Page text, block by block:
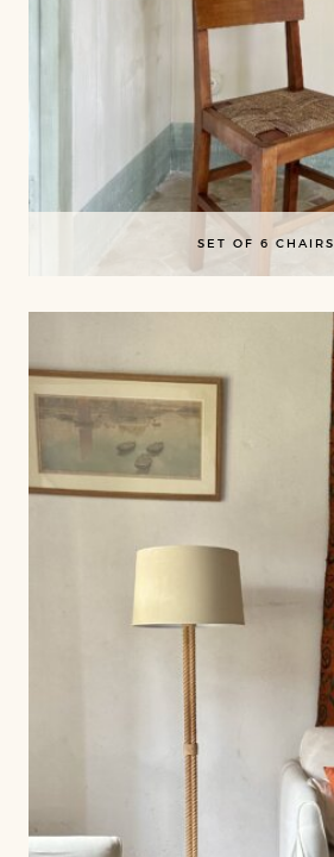
SET OF 6 CHAIRS